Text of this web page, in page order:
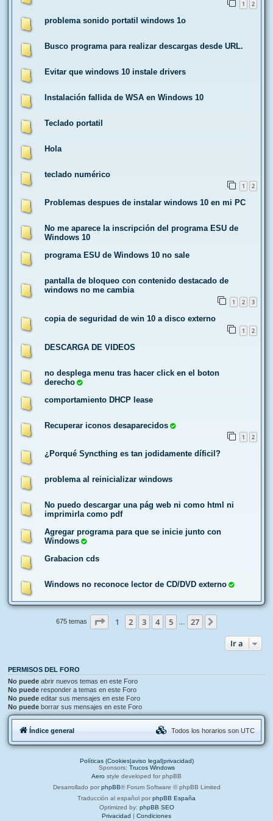
1 2
problema sonido portatil windows 1o
Busco programa para realizar descargas desde URL.
Evitar que windows 10 instale drivers
Instalación fallida de WSA en Windows 10
Teclado portatil
Hola
teclado numérico
1 2
Problemas despues de instalar windows 10 en mi PC
No me aparece la inscripción del programa ESU de
Windows 10
programa ESU de Windows 10 no sale
pantalla de bloqueo con contenido destacado de
windows no me cambia
1 2 3
copia de seguridad de win 10 a disco externo
1 2
DESCARGA DE VIDEOS
no desplega menu tras hacer click en el boton
derecho
comportamiento DHCP lease
Recuperar iconos desaparecidos
1 2
¿Porqué Syncthing es tan jodidamente díficil?
problema al reinicializar windows
No puedo descargar una pág web ni como html ni
imprimirla como pdf
Agregar programa para que se inicie junto con
Windows
Grabacion cds
Windows no reconoce lector de CD/DVD externo
675 temas Página de 27
1 2 3 4 5 27
Ir a
PERMISOS DEL FORO
No puede abrir nuevos temas en este Foro
No puede responder a temas en este Foro
No puede editar sus mensajes en este Foro
No puede borrar sus mensajes en este Foro
Índice general Todos los horarios son UTC
Políticas (Cookies|aviso legal|privacidad)
Sponsors: Trucos Windows
Aero style developed for phpBB
Desarrollado por phpBB® Forum Software © phpBB Limited
Traducción al español por phpBB España
Optimized by: phpBB SEO
Privacidad | Condiciones